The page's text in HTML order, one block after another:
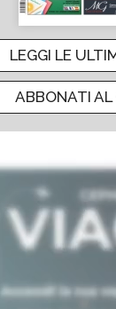
LEGGI LE
ABBONATI AL